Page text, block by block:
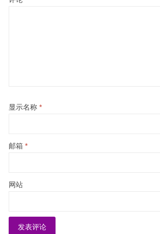
显示名称 *
邮箱 *
网站